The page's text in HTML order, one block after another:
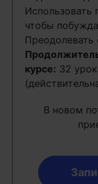
Использовать
чтобы
курсе: 32
В новом